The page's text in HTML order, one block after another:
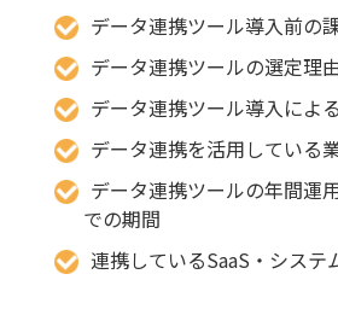
データ連携ツール導入前の
データ連携ツールの選定理
データ連携ツール導入によ
データ連携を活用している
データ連携ツールの年間運
での期間
連携しているSaaS・システ